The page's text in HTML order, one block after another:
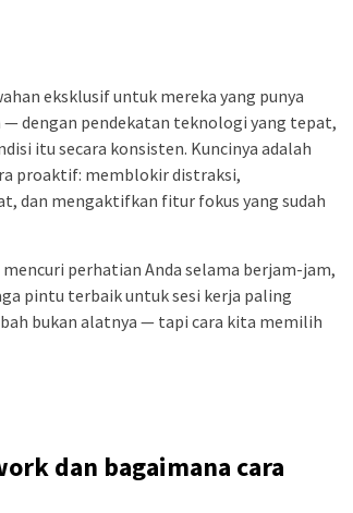
eksklusif untuk mereka yang punya
dengan pendekatan teknologi yang tepat,
itu secara konsisten. Kuncinya adalah
proaktif: memblokir distraksi,
dan mengaktifkan fitur fokus yang sudah
perhatian Anda selama berjam-jam,
pintu terbaik untuk sesi kerja paling
bukan alatnya — tapi cara kita memilih
dan bagaimana cara